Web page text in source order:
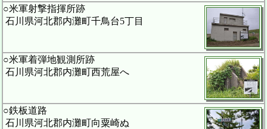
○米軍射撃指揮所跡
石川県河北郡内灘町千鳥台5丁目
○米軍着弾地観測所跡
石川県河北郡内灘町西荒屋へ
○鉄板道路
石川県河北郡内灘町向粟崎ぬ